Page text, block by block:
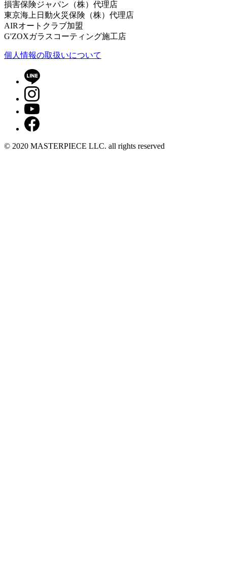
損害保険ジャパン（株）代理店
東京海上日動火災保険（株）代理店
AIRオートクラブ加盟
G'ZOXガラスコーティング施工店
個⼈情報の取扱いについて
© 2020 MASTERPIECE LLC. all rights reserved